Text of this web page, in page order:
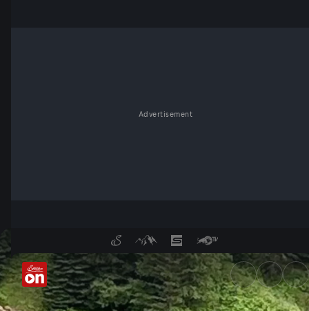
Advertisement
Kaunertal: Muren sperren